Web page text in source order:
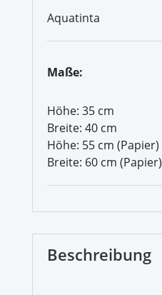
Aquatinta
Maße:
Höhe: 35 cm
Breite: 40 cm
Höhe: 55 cm (Papier)
Breite: 60 cm (Papier)
Beschreibung